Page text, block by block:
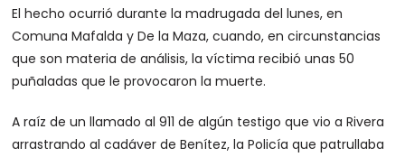
El hecho ocurrió durante la madrugada del lunes, en
Comuna Mafalda y De la Maza, cuando, en circunstancias
que son materia de análisis, la víctima recibió unas 50
puñaladas que le provocaron la muerte.
A raíz de un llamado al 911 de algún testigo que vio a Rivera
arrastrando al cadáver de Benítez, la Policía que patrullaba